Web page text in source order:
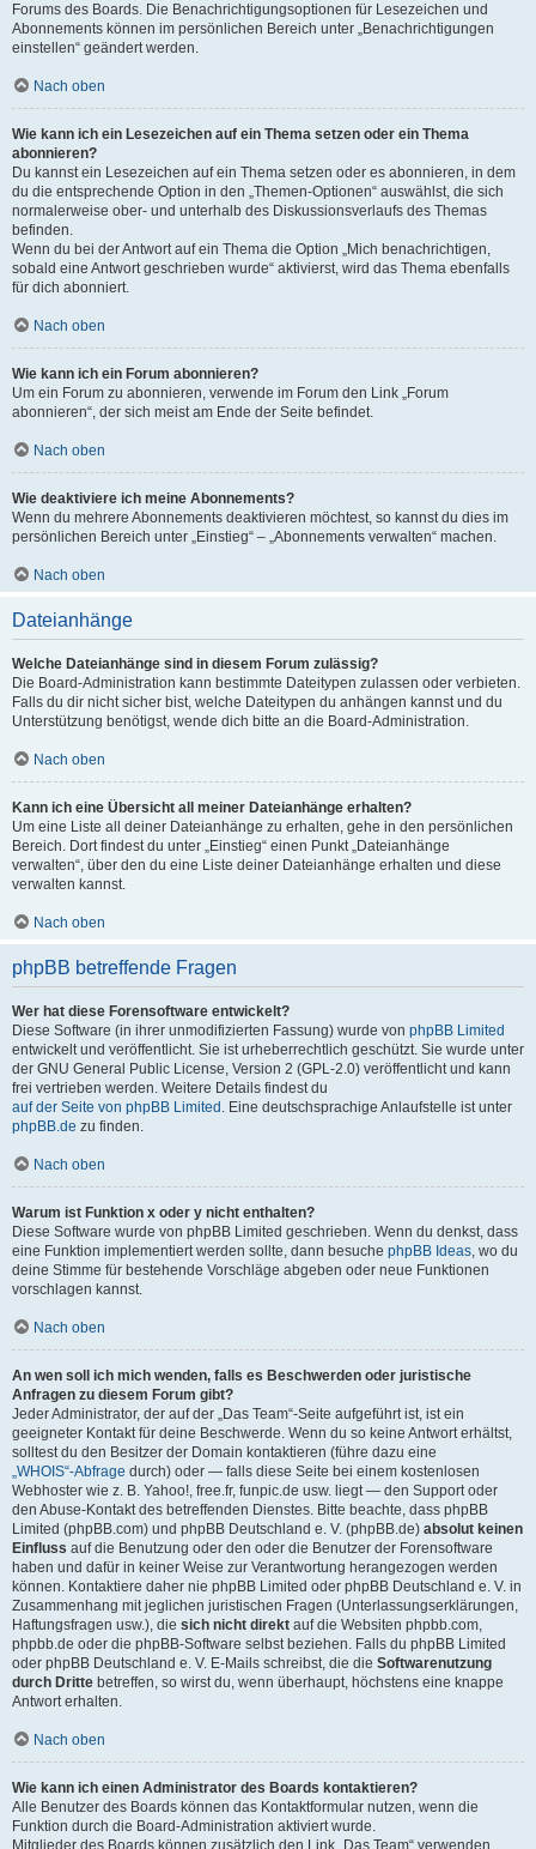
Forums des Boards. Die Benachrichtigungsoptionen für Lesezeichen und
Abonnements können im persönlichen Bereich unter „Benachrichtigungen
einstellen“ geändert werden.
Nach oben
Wie kann ich ein Lesezeichen auf ein Thema setzen oder ein Thema
abonnieren?
Du kannst ein Lesezeichen auf ein Thema setzen oder es abonnieren, in dem
du die entsprechende Option in den „Themen-Optionen“ auswählst, die sich
normalerweise ober- und unterhalb des Diskussionsverlaufs des Themas
befinden.
Wenn du bei der Antwort auf ein Thema die Option „Mich benachrichtigen,
sobald eine Antwort geschrieben wurde“ aktivierst, wird das Thema ebenfalls
für dich abonniert.
Nach oben
Wie kann ich ein Forum abonnieren?
Um ein Forum zu abonnieren, verwende im Forum den Link „Forum
abonnieren“, der sich meist am Ende der Seite befindet.
Nach oben
Wie deaktiviere ich meine Abonnements?
Wenn du mehrere Abonnements deaktivieren möchtest, so kannst du dies im
persönlichen Bereich unter „Einstieg“ – „Abonnements verwalten“ machen.
Nach oben
Dateianhänge
Welche Dateianhänge sind in diesem Forum zulässig?
Die Board-Administration kann bestimmte Dateitypen zulassen oder verbieten.
Falls du dir nicht sicher bist, welche Dateitypen du anhängen kannst und du
Unterstützung benötigst, wende dich bitte an die Board-Administration.
Nach oben
Kann ich eine Übersicht all meiner Dateianhänge erhalten?
Um eine Liste all deiner Dateianhänge zu erhalten, gehe in den persönlichen
Bereich. Dort findest du unter „Einstieg“ einen Punkt „Dateianhänge
verwalten“, über den du eine Liste deiner Dateianhänge erhalten und diese
verwalten kannst.
Nach oben
phpBB betreffende Fragen
Wer hat diese Forensoftware entwickelt?
Diese Software (in ihrer unmodifizierten Fassung) wurde von phpBB Limited
entwickelt und veröffentlicht. Sie ist urheberrechtlich geschützt. Sie wurde unter
der GNU General Public License, Version 2 (GPL-2.0) veröffentlicht und kann
frei vertrieben werden. Weitere Details findest du
auf der Seite von phpBB Limited . Eine deutschsprachige Anlaufstelle ist unter
phpBB.de zu finden.
Nach oben
Warum ist Funktion x oder y nicht enthalten?
Diese Software wurde von phpBB Limited geschrieben. Wenn du denkst, dass
eine Funktion implementiert werden sollte, dann besuche phpBB Ideas, wo du
deine Stimme für bestehende Vorschläge abgeben oder neue Funktionen
vorschlagen kannst.
Nach oben
An wen soll ich mich wenden, falls es Beschwerden oder juristische
Anfragen zu diesem Forum gibt?
Jeder Administrator, der auf der „Das Team“-Seite aufgeführt ist, ist ein
geeigneter Kontakt für deine Beschwerde. Wenn du so keine Antwort erhältst,
solltest du den Besitzer der Domain kontaktieren (führe dazu eine
„WHOIS“-Abfrage durch) oder — falls diese Seite bei einem kostenlosen
Webhoster wie z. B. Yahoo!, free.fr, funpic.de usw. liegt — den Support oder
den Abuse-Kontakt des betreffenden Dienstes. Bitte beachte, dass phpBB
Limited (phpBB.com) und phpBB Deutschland e. V. (phpBB.de) absolut keinen
Einfluss auf die Benutzung oder den oder die Benutzer der Forensoftware
haben und dafür in keiner Weise zur Verantwortung herangezogen werden
können. Kontaktiere daher nie phpBB Limited oder phpBB Deutschland e. V. in
Zusammenhang mit jeglichen juristischen Fragen (Unterlassungserklärungen,
Haftungsfragen usw.), die sich nicht direkt auf die Websiten phpbb.com,
phpbb.de oder die phpBB-Software selbst beziehen. Falls du phpBB Limited
oder phpBB Deutschland e. V. E-Mails schreibst, die die Softwarenutzung
durch Dritte betreffen, so wirst du, wenn überhaupt, höchstens eine knappe
Antwort erhalten.
Nach oben
Wie kann ich einen Administrator des Boards kontaktieren?
Alle Benutzer des Boards können das Kontaktformular nutzen, wenn die
Funktion durch die Board-Administration aktiviert wurde.
Mitglieder des Boards können zusätzlich den Link „Das Team“ verwenden.